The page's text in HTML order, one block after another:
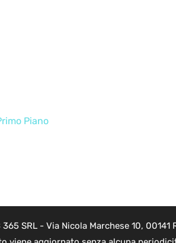
Piano
SRL - Via Nicola Marchese 10,